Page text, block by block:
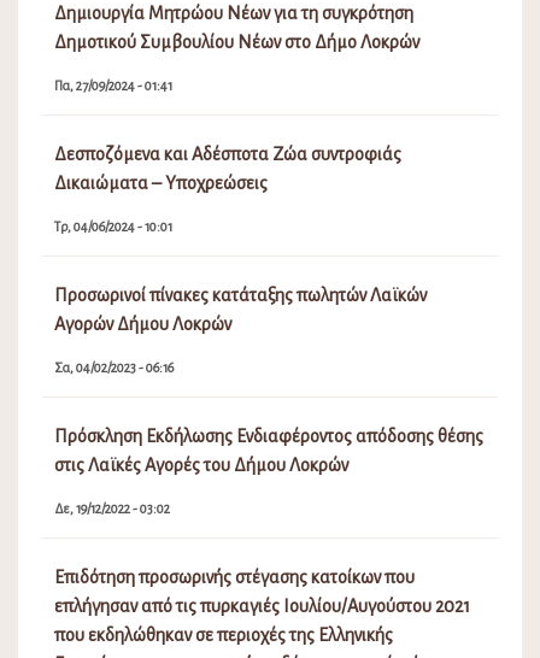
Δημιουργία Μητρώου Νέων για τη συγκρότηση
Δημοτικού Συμβουλίου Νέων στο Δήμο Λοκρών
Πα, 27/09/2024 - 01:41
Δεσποζόμενα και Αδέσποτα Ζώα συντροφιάς
Δικαιώματα – Υποχρεώσεις
Τρ, 04/06/2024 - 10:01
Προσωρινοί πίνακες κατάταξης πωλητών Λαϊκών
Αγορών Δήμου Λοκρών
Σα, 04/02/2023 - 06:16
Πρόσκληση Εκδήλωσης Ενδιαφέροντος απόδοσης θέσης
στις Λαϊκές Αγορές του Δήμου Λοκρών
Δε, 19/12/2022 - 03:02
Επιδότηση προσωρινής στέγασης κατοίκων που
επλήγησαν από τις πυρκαγιές Ιουλίου/Αυγούστου 2021
που εκδηλώθηκαν σε περιοχές της Ελληνικής